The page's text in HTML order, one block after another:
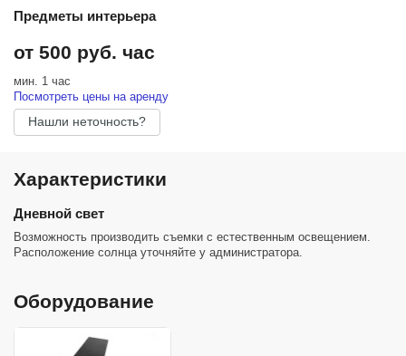
Предметы интерьера
от 500 руб. час
мин. 1 час
Посмотреть цены на аренду
Нашли неточность?
Характеристики
Дневной свет
Возможность производить съемки с естественным освещением.
Расположение солнца уточняйте у администратора.
Оборудование